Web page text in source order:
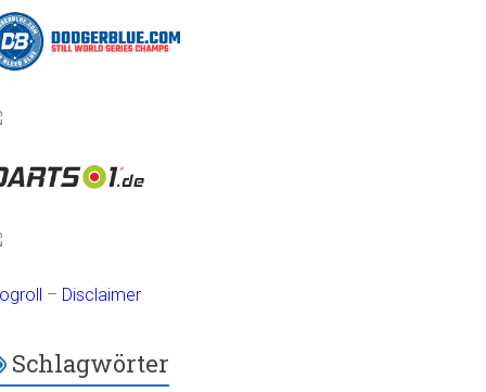
– Disclaimer
Schlagwörter